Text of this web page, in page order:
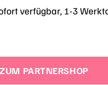
verfügbar, 1-3
ZUM PARTNERSHOP